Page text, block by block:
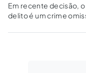
Em recente decisão,
delito é um crime
da posse.